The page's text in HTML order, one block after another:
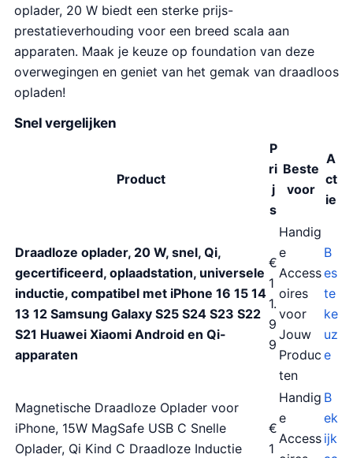
oplader, 20 W biedt een sterke prijs-
prestatieverhouding voor een breed scala aan
apparaten. Maak je keuze op foundation van deze
overwegingen en geniet van het gemak van draadloos
opladen!
Snel vergelijken
Product
P
ri
j
s
Beste
voor
A
ct
ie
Draadloze oplader, 20 W, snel, Qi,
gecertificeerd, oplaadstation, universele
inductie, compatibel met iPhone 16 15 14
13 12 Samsung Galaxy S25 S24 S23 S22
S21 Huawei Xiaomi Android en Qi-
apparaten
€
1
1.
9
9
Handig
e
Access
oires
voor
Jouw
Produc
ten
B
es
te
ke
uz
e
Magnetische Draadloze Oplader voor
iPhone, 15W MagSafe USB C Snelle
Oplader, Qi Kind C Draadloze Inductie
€
1
Handig
e
Access
B
ek
ijk